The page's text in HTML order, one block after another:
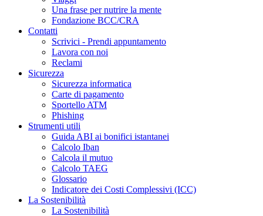
Una frase per nutrire la mente
Fondazione BCC/CRA
Contatti
Scrivici - Prendi appuntamento
Lavora con noi
Reclami
Sicurezza
Sicurezza informatica
Carte di pagamento
Sportello ATM
Phishing
Strumenti utili
Guida ABI ai bonifici istantanei
Calcolo Iban
Calcola il mutuo
Calcolo TAEG
Glossario
Indicatore dei Costi Complessivi (ICC)
La Sostenibilità
La Sostenibilità